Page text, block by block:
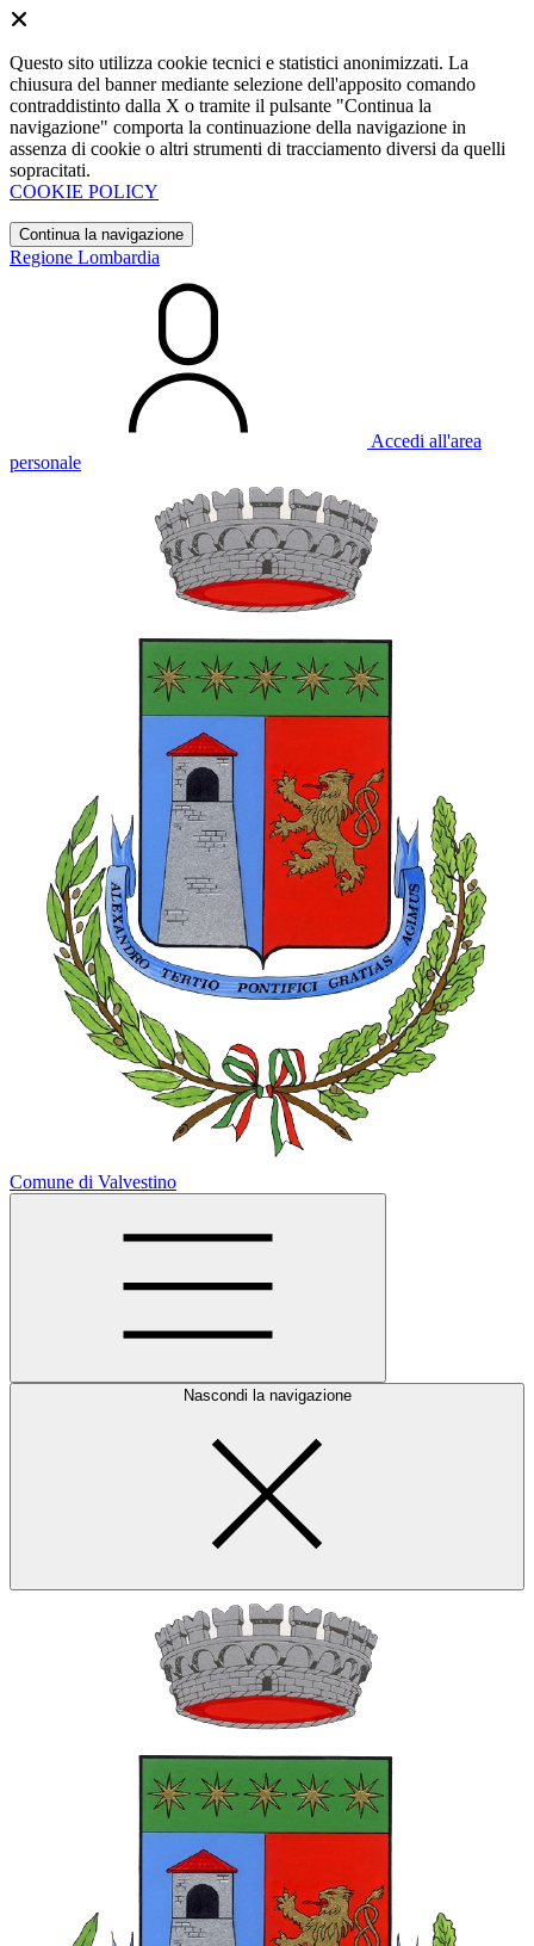
Questo sito utilizza cookie tecnici e statistici anonimizzati. La
chiusura del banner mediante selezione dell'apposito comando
contraddistinto dalla X o tramite il pulsante "Continua la
navigazione" comporta la continuazione della navigazione in
assenza di cookie o altri strumenti di tracciamento diversi da quelli
sopracitati.
COOKIE POLICY
Continua la navigazione
Regione Lombardia
Accedi all'area
personale
Comune di Valvestino
Nascondi la navigazione